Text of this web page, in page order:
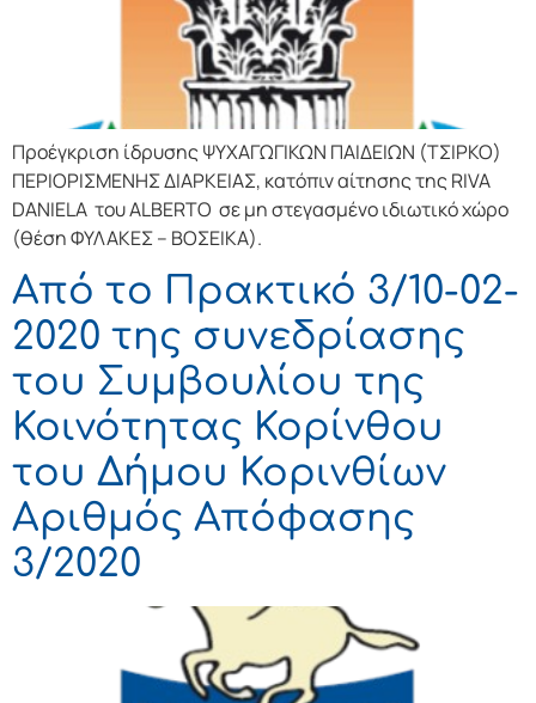
Προέγκριση ίδρυσης ΨΥΧΑΓΩΓΙΚΩΝ ΠΑΙΔΕΙΩΝ (ΤΣΙΡΚΟ)
ΠΕΡΙΟΡΙΣΜΕΝΗΣ ΔΙΑΡΚΕΙΑΣ, κατόπιν αίτησης της RIVA
DANIELA του ALBERTO σε μη στεγασμένο ιδιωτικό χώρο
(θέση ΦΥΛΑΚΕΣ – ΒΟΣΕΙΚΑ).
Από το Πρακτικό 3/10-02-
2020 της συνεδρίασης
του Συμβουλίου της
Κοινότητας Κορίνθου
του Δήμου Κορινθίων
Αριθμός Απόφασης
3/2020